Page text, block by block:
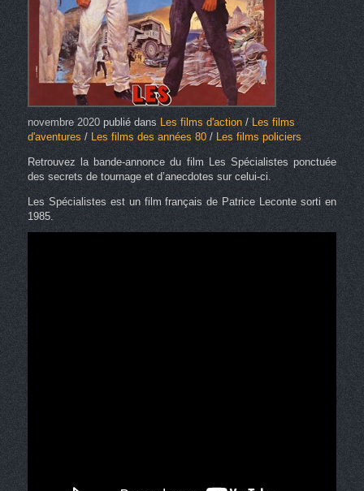
novembre 2020publié dans Les films d'action/ Les films
d'aventures/ Les films des années 80/ Les films policiers
Retrouvez la bande-annonce du film Les Spécialistes ponctuée
des secrets de tournage et d’anecdotes sur celui-ci.
Les Spécialistes est un film français de Patrice Leconte sorti en
1985.